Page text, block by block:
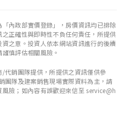
內政部實價登錄」，房價資訊均已排除
正確性與即時性不負任何責任，所提供
之意。投資人依本網站資訊進行的後續
慎評估相關風險。
代銷團隊提供，所提供之資訊僅供參
團隊及建案銷售現場實際資料為主，請
險；如內容有誤歡迎來信至 service@h